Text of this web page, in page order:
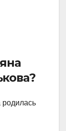
родилась